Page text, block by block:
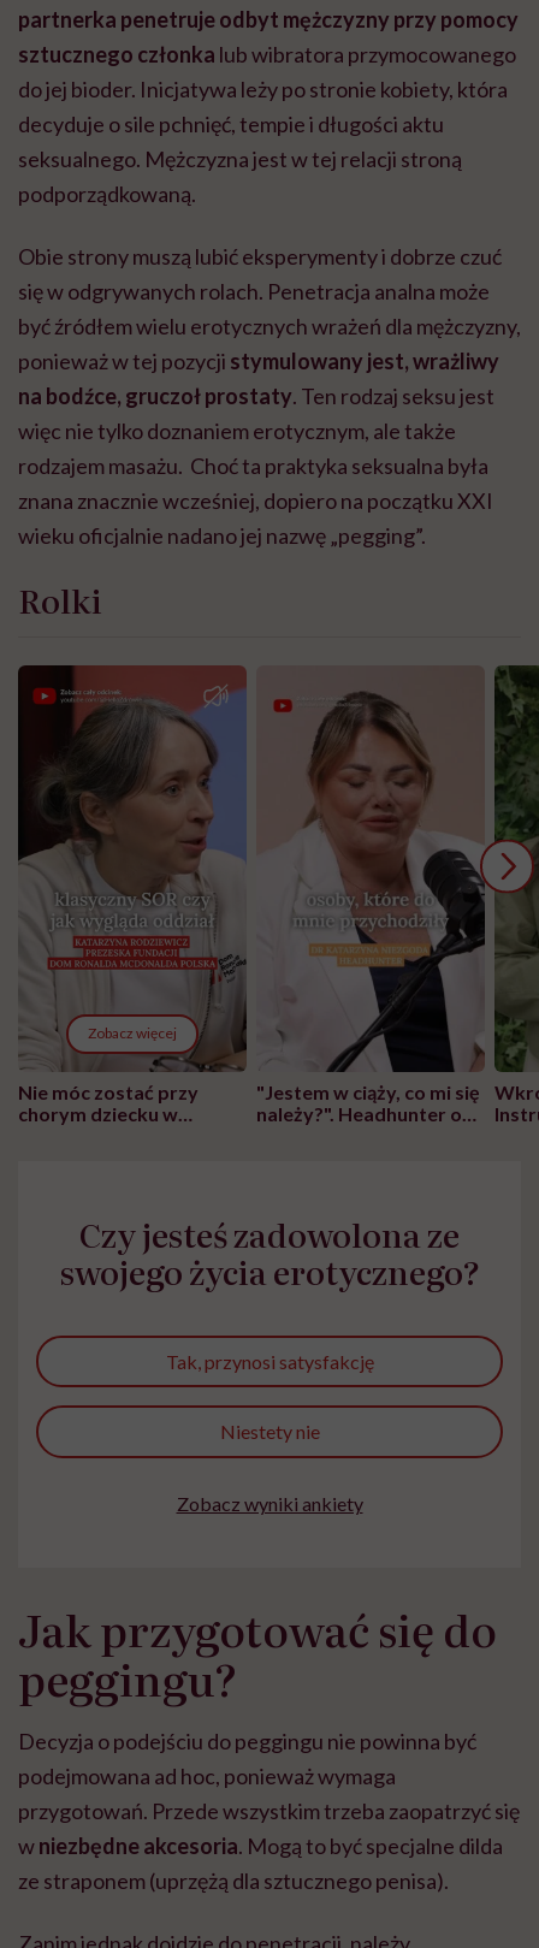
partnerka penetruje odbyt mężczyzny przy pomocy
sztucznego członka lub wibratora przymocowanego
do jej bioder. Inicjatywa leży po stronie kobiety, która
decyduje o sile pchnięć, tempie i długości aktu
seksualnego. Mężczyzna jest w tej relacji stroną
podporządkowaną.
Obie strony muszą lubić eksperymenty i dobrze czuć
się w odgrywanych rolach. Penetracja analna może
być źródłem wielu erotycznych wrażeń dla mężczyzny,
ponieważ w tej pozycji stymulowany jest, wrażliwy
na bodźce, gruczoł prostaty. Ten rodzaj seksu jest
więc nie tylko doznaniem erotycznym, ale także
rodzajem masażu. Choć ta praktyka seksualna była
znana znacznie wcześniej, dopiero na początku XXI
wieku oficjalnie nadano jej nazwę „pegging”.
Rolki
Zobacz więcej
Nie móc zostać przy
chorym dziecku w
wyobraźni"
"Jestem w ciąży, co mi się
należy?". Headhunter o
Czy jesteś zadowolona ze
swojego życia erotycznego?
Tak, przynosi satysfakcję
Niestety nie
Zobacz wyniki ankiety
Jak przygotować się do
peggingu?
Decyzja o podejściu do peggingu nie powinna być
podejmowana ad hoc, ponieważ wymaga
przygotowań. Przede wszystkim trzeba zaopatrzyć się
wniezbędne akcesoria. Mogą to być specjalne dilda
ze straponem (uprzężą dla sztucznego penisa).
Zanim jednak dojdzie do penetracji, należy